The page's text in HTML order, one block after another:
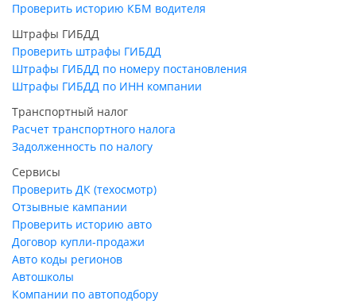
Проверить историю КБМ водителя
Штрафы ГИБДД
Проверить штрафы ГИБДД
Штрафы ГИБДД по номеру постановления
Штрафы ГИБДД по ИНН компании
Транспортный налог
Расчет транспортного налога
Задолженность по налогу
Сервисы
Проверить ДК (техосмотр)
Отзывные кампании
Проверить историю авто
Договор купли-продажи
Авто коды регионов
Автошколы
Компании по автоподбору